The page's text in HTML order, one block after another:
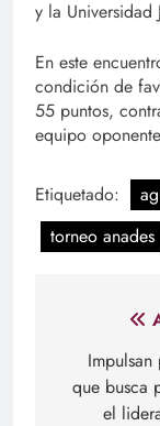
y la Universidad
En este
condición de
55 puntos,
equipo
Etiquetado:
torneo anades
que busca
el